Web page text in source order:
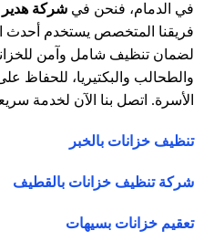
في الدمام، فنحن فيشركة هدير
فريقنا المتخصص يستخدم أحدث
لضمان تنظيف شامل وآمن
والطحالب والبكتيريا، للحفاظ
الأسرة. اتصل بنا الآن لخدمة
تنظيف خزانات بالخبر
شركة تنظيف خزانات بالقطيف
تعقيم خزانات بسيهات